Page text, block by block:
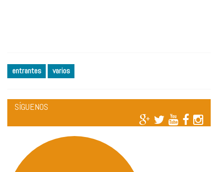
entrantes varios
SÍGUENOS